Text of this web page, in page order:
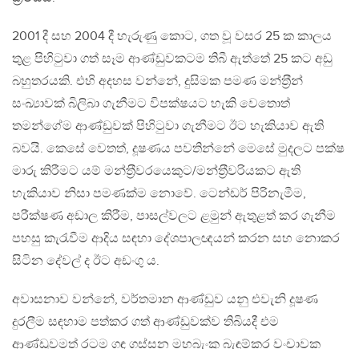
2001 දී සහ 2004 දී හැරුණු කොට, ගත වූ වසර 25 ක කාලය
තුළ පිහිටුවා ගත් සෑම ආණ්ඩුවකටම තිබී ඇත්තේ 25 කට අඩු
බහුතරයකි. එහි අදහස වන්නේ, දුසිමක පමණ මන්ත‍්‍රීන්
සංඛ්‍යාවක් බිලිබා ගැනීමට විපක්ෂයට හැකි වෙතොත්
තමන්ගේම ආණ්ඩුවක් පිහිටුවා ගැනීමට ඊට හැකියාව ඇති
බවයි. කෙසේ වෙතත්, දූෂණය පවතින්නේ මෙසේ මුදලට පක්ෂ
මාරු කිරීමට යම් මන්ත‍්‍රීවරයෙකුට/මන්ත‍්‍රීවරියකට ඇති
හැකියාව නිසා පමණක්ම නොවේ. ටෙන්ඩර් පිරිනැමීම,
පරීක්ෂණ අඩාල කිරීම, පාසල්වලට ළමුන් ඇතුළත් කර ගැනීම
පහසු කැරැවීම ආදිය සඳහා දේශපාලඥයන් කරන සහ නොකර
සිටින දේවල් ද ඊට අඩංගු ය.
අවාසනාව වන්නේ, වර්තමාන ආණ්ඩුව යනු එවැනි දූෂණ
දුරලීම සඳහාම පත්කර ගත් ආණ්ඩුවක්ව තිබියදී එම
ආණ්ඩුවමත් රටම ගඳ ගස්සන මහබැංකු බැඳුම්කර වංචාවක